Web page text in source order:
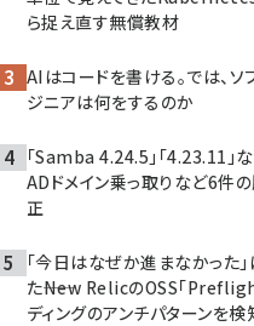
ら捉え直す無償教材
AIはコードを書ける。では、ソ
ジニアは何をするのか
「Samba 4.24.5」「4.23.11」
ADドメイン乗っ取りなど6件
正
「今日はなぜか進まなかった
た――New RelicのOSS「
ディングのアンチパターンを検